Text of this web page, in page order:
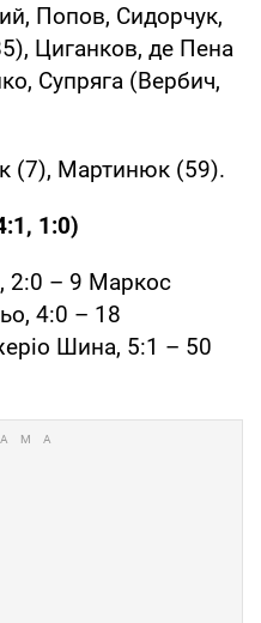
Попов, Сидорчук,
Циганков, де Пена
Супряга (Вербич,
(7), Мартинюк (59).
1:0)
2:0 – 9 Маркос
4:0 – 18
Шина, 5:1 – 50